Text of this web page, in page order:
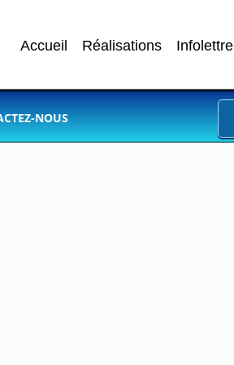
NOUS
Accueil Réalisations Infolettre